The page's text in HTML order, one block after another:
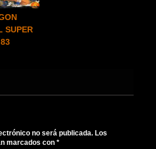
SUPER
no será publicada. Los
marcados con *